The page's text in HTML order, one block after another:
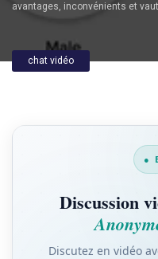
avantages, inconvénients et
chat vidéo
●
Discussion
Discutez en vidéo